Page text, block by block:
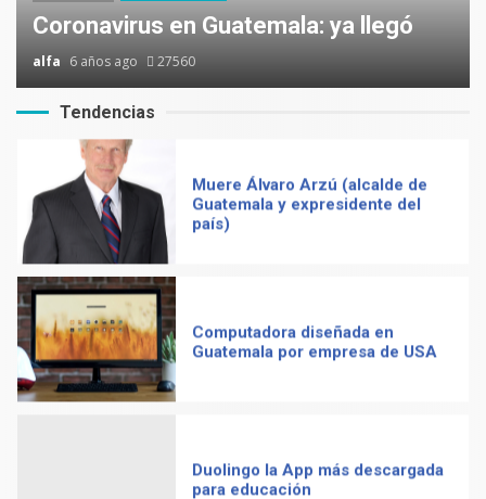
Coronavirus en Guatemala: ya llegó
alfa 6 años ago 27560
Tendencias
Coronavirus en Guatemala: ya
Muere Álvaro Arzú (alcalde de
Guatemala y expresidente del
país)
Computadora diseñada en
Guatemala por empresa de USA
Duolingo la App más descargada
para educación